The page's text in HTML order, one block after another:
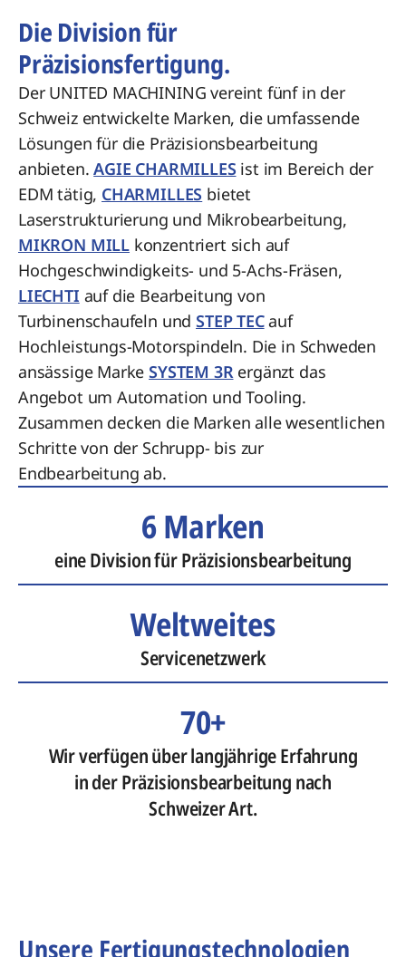
Die Division für
Präzisionsfertigung.
Der UNITED MACHINING vereint fünf in der
Schweiz entwickelte Marken, die umfassende
Lösungen für die Präzisionsbearbeitung
anbieten.AGIE CHARMILLES ist im Bereich der
EDM tätig, CHARMILLES bietet
Laserstrukturierung und Mikrobearbeitung,
MIKRON MILL konzentriert sich auf
Hochgeschwindigkeits- und 5-Achs-Fräsen,
LIECHTI auf die Bearbeitung von
Turbinenschaufeln undSTEP TECauf
Hochleistungs-Motorspindeln. Die in Schweden
ansässige MarkeSYSTEM 3Rergänzt das
Angebot um Automation und Tooling.
Zusammen decken die Marken alle wesentlichen
Schritte von der Schrupp- bis zur
Endbearbeitung ab.
6 Marken
eine Division für Präzisionsbearbeitung
Weltweites
Servicenetzwerk
70+
Wir verfügen über langjährige Erfahrung
in der Präzisionsbearbeitung nach
Schweizer Art.
Unsere Fertigungstechnologien